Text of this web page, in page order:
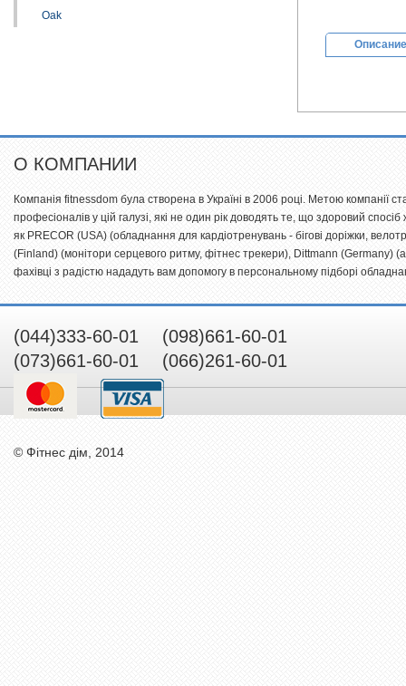
Oak
Описание
О КОМПАНИИ
Компанія fitnessdom була створена в Україні в 2006 році. Метою компанії
професіоналів у цій галузі, які не один рік доводять те, що здоровий
як PRECOR (USA) (обладнання для кардіотренувань - бігові доріжки,
(Finland) (монітори серцевого ритму, фітнес трекери), Dittmann (Germany)
фахівці з радістю нададуть вам допомогу в персональному підборі
(044)333-60-01 (098)661-60-01
(073)661-60-01 (066)261-60-01
© Фітнес дім, 2014